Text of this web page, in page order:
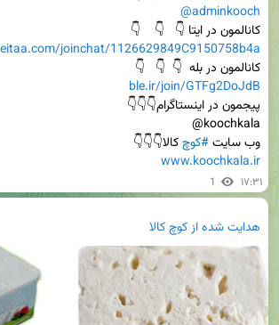
@adminkooch
کانالمون در ایتا 👇   👇    👇
joinchat/1126629849C9150758b4a
کانالمون در بله  👇  👇   👇
ble.ir/join/GTFg2DoJdB
وب سایت #کوچ کالا👇👇👇
www.koochkala.ir
1 ۱۷:۳۱
هدایت شده ازکوچ کالا